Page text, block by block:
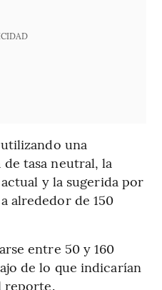
una
tasa neutral, la
y la sugerida por
alrededor de 150
entre 50 y 160
de lo que indicarían
reporte.